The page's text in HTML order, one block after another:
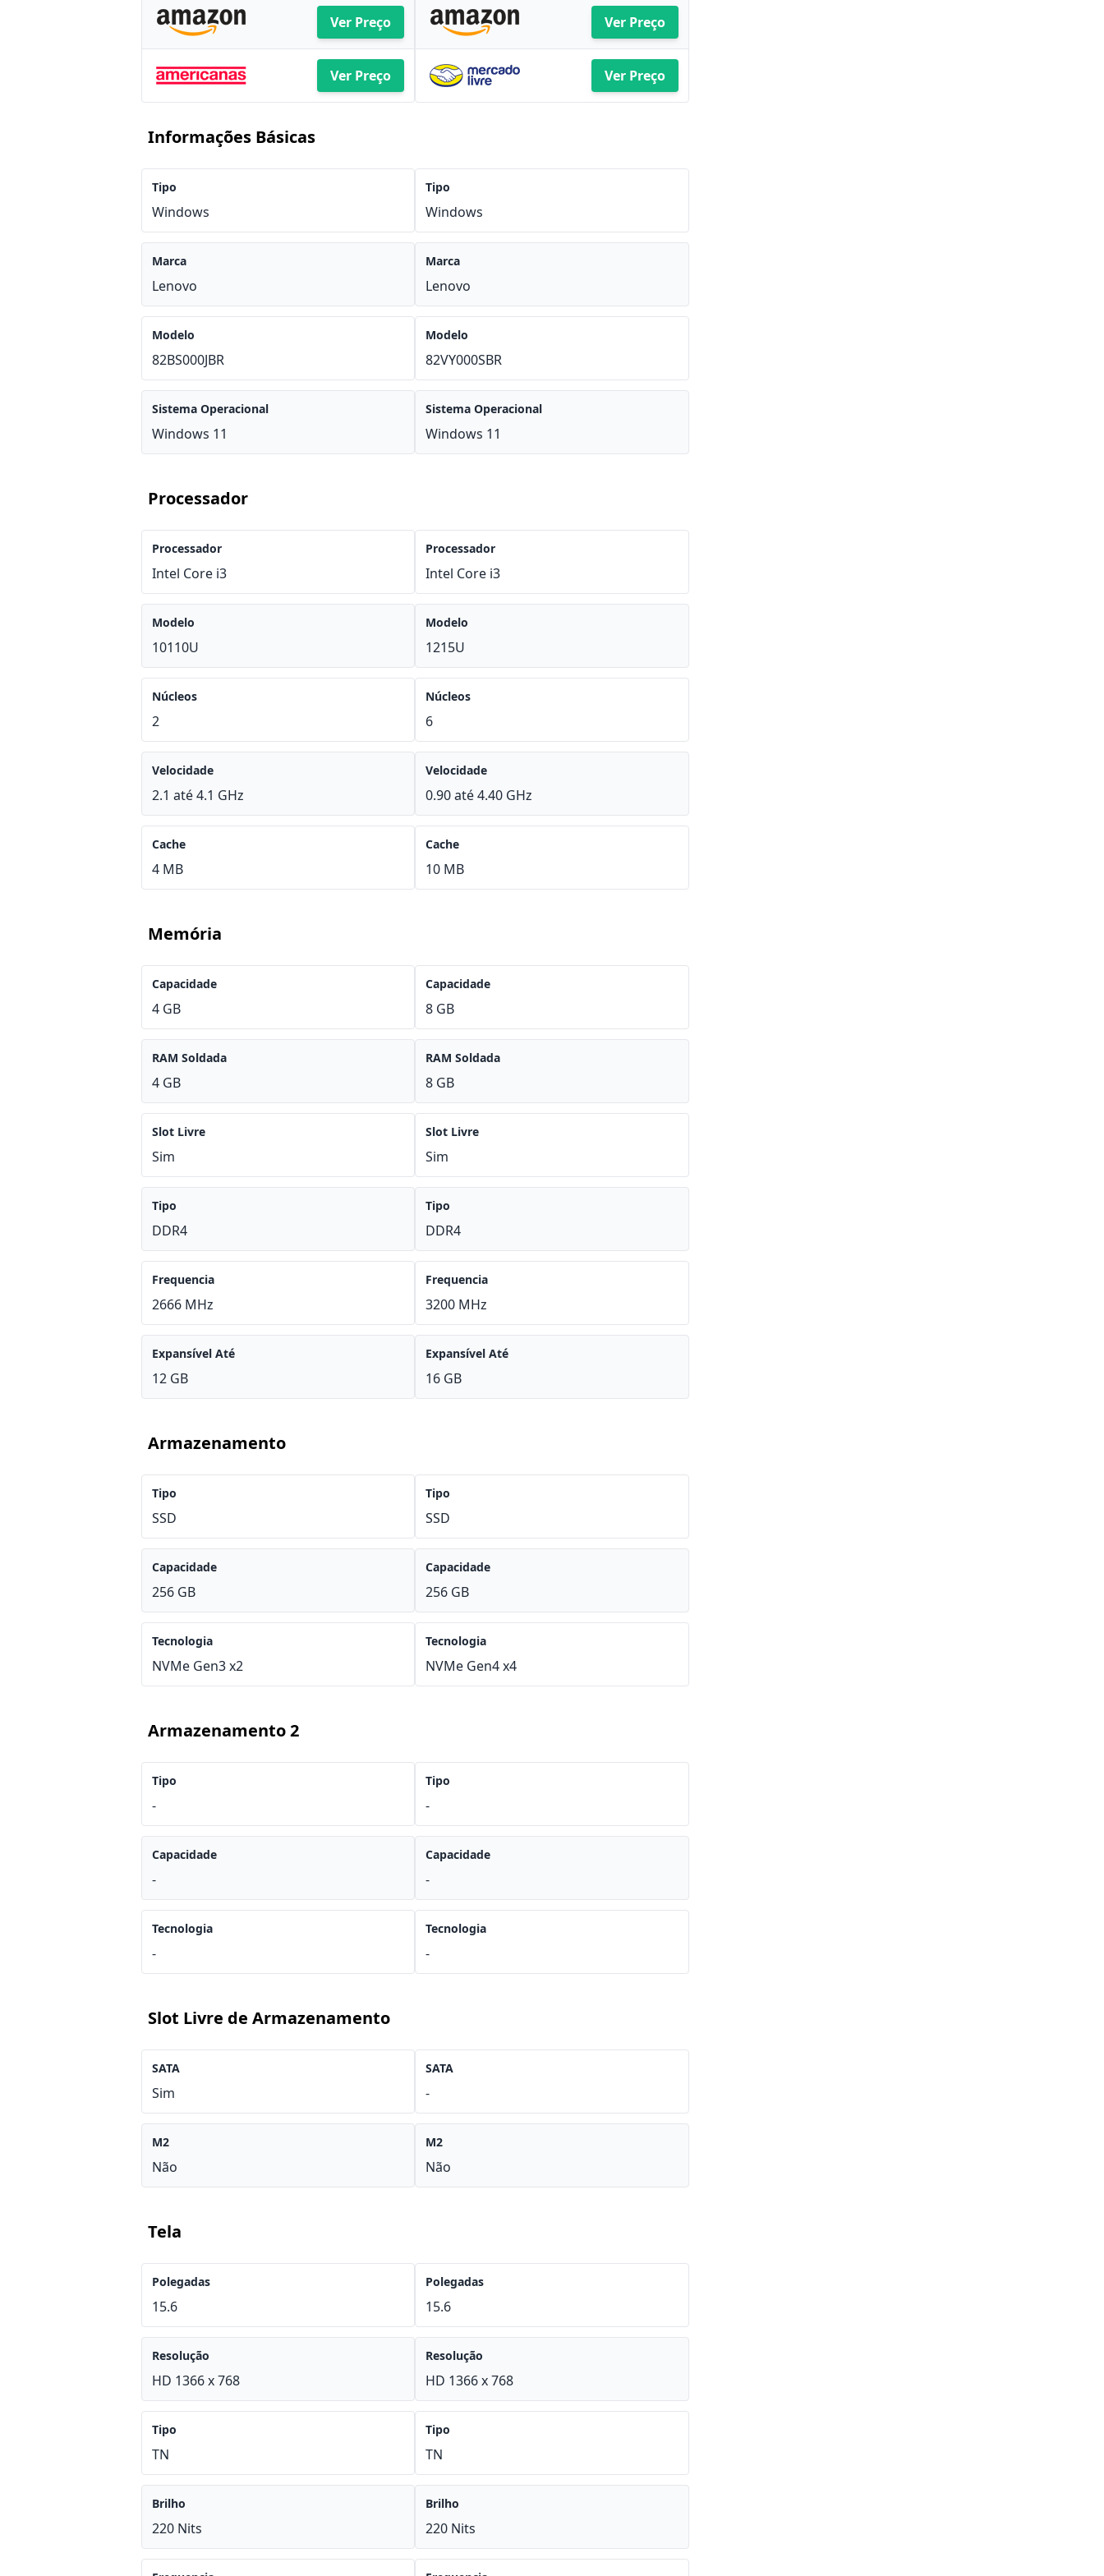
Ver Preço
Ver Preço
Ver Preço
Ver Preço
Informações Básicas
Tipo
Windows
Marca
Lenovo
Modelo
82BS000JBR
Sistema Operacional
Windows 11
Tipo
Windows
Marca
Lenovo
Modelo
82VY000SBR
Sistema Operacional
Windows 11
Processador
Processador
Intel Core i3
Modelo
10110U
Núcleos
2
Velocidade
2.1 até 4.1 GHz
Cache
4 MB
Processador
Intel Core i3
Modelo
1215U
Núcleos
6
Velocidade
0.90 até 4.40 GHz
Cache
10 MB
Memória
Capacidade
4 GB
RAM Soldada
4 GB
Slot Livre
Sim
Tipo
DDR4
Frequencia
2666 MHz
Expansível Até
12 GB
Capacidade
8 GB
RAM Soldada
8 GB
Slot Livre
Sim
Tipo
DDR4
Frequencia
3200 MHz
Expansível Até
16 GB
Armazenamento
Tipo
SSD
Capacidade
256 GB
Tecnologia
NVMe Gen3 x2
Tipo
SSD
Capacidade
256 GB
Tecnologia
NVMe Gen4 x4
Armazenamento 2
Tipo
-
Capacidade
-
Tecnologia
-
Tipo
-
Capacidade
-
Tecnologia
-
Slot Livre de Armazenamento
SATA
Sim
M2
Não
SATA
-
M2
Não
Tela
Polegadas
15.6
Resolução
HD 1366 x 768
Tipo
TN
Brilho
220 Nits
Polegadas
15.6
Resolução
HD 1366 x 768
Tipo
TN
Brilho
220 Nits